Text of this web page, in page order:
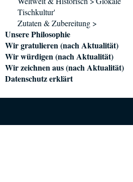
Tischkultur'
Zutaten & Zubereitung >
Unsere Philosophie
Wir gratulieren (nach Aktualität)
Wir würdigen (nach Aktualität)
Wir zeichnen aus (nach Aktualität)
Datenschutz erklärt